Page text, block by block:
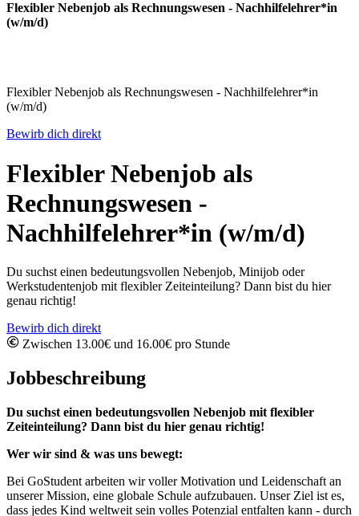
Flexibler Nebenjob als Rechnungswesen - Nachhilfelehrer*in
(w/m/d)
Flexibler Nebenjob als Rechnungswesen - Nachhilfelehrer*in
(w/m/d)
Bewirb dich direkt
Flexibler Nebenjob als
Rechnungswesen -
Nachhilfelehrer*in (w/m/d)
Du suchst einen bedeutungsvollen Nebenjob, Minijob oder
Werkstudentenjob mit flexibler Zeiteinteilung? Dann bist du hier
genau richtig!
Bewirb dich direkt
Zwischen 13.00€ und 16.00€ pro Stunde
Jobbeschreibung
Du suchst einen bedeutungsvollen Nebenjob mit flexibler
Zeiteinteilung? Dann bist du hier genau richtig!
Wer wir sind & was uns bewegt:
Bei GoStudent arbeiten wir voller Motivation und Leidenschaft an
unserer Mission, eine globale Schule aufzubauen. Unser Ziel ist es,
dass jedes Kind weltweit sein volles Potenzial entfalten kann - durch